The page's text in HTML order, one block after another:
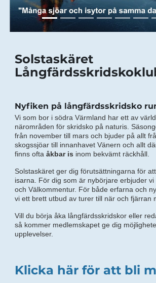
Solstaskäret
Nyfiken på långfärdsskridsko
Vi som bor i södra Värmland har ett av
närområden för skridsko på naturis.
från november till mars och bjuder på allt
skogssjöar till innanhavet Vänern och allt
finns ofta åkbar is inom bekvämt räckhåll.
Solstaskäret ger dig förutsättningarna för
isarna. För dig som är nybörjare erbjuder
och Välkommentur. För både erfarna och
vi ett brett utbud av turer till när och fjärran
Vill du börja åka långfärdsskridskor eller
så kommer medlemskapet ge dig
upplevelser.
Klicka här för att bli